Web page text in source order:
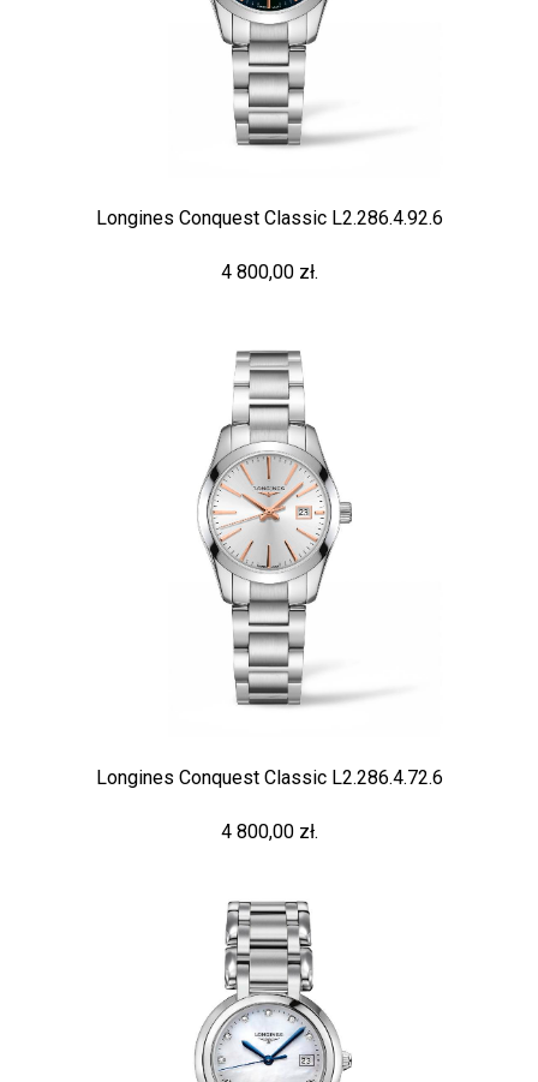
Longines Conquest Classic L2.286.4.92.6
4 800,00 zł.
Longines Conquest Classic L2.286.4.72.6
4 800,00 zł.